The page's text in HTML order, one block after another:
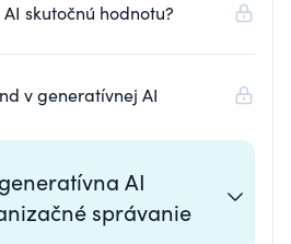
skutočnú hodnotu?
v generatívnej AI
AI
správanie